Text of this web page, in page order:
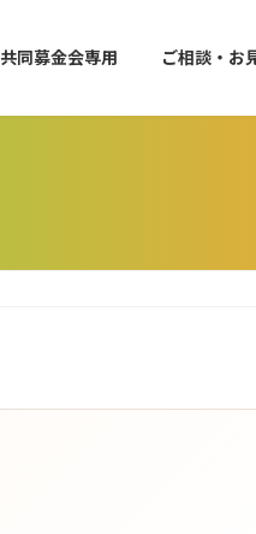
共同募金会専用 ご相談・お